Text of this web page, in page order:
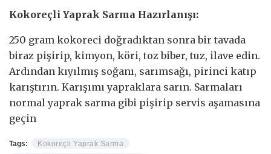
Kokoreçli Yaprak Sarma Hazırlanışı:
250 gram kokoreci doğradıktan sonra bir tavada
biraz pişirip, kimyon, köri, toz biber, tuz, ilave edin.
Ardından kıyılmış soğanı, sarımsağı, pirinci katıp
karıştırın. Karışımı yapraklara sarın. Sarmaları
normal yaprak sarma gibi pişirip servis aşamasına
geçin
Tags:
Kokoreçli Yaprak Sarma